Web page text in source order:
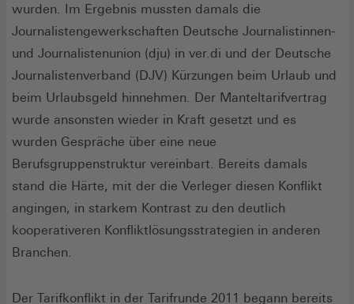
wurden. Im Ergebnis mussten damals die
Journalistengewerkschaften Deutsche Journalistinnen-
und Journalistenunion (dju) in ver.di und der Deutsche
Journalistenverband (DJV) Kürzungen beim Urlaub und
beim Urlaubsgeld hinnehmen. Der Manteltarifvertrag
wurde ansonsten wieder in Kraft gesetzt und es
wurden Gespräche über eine neue
Berufsgruppenstruktur vereinbart. Bereits damals
stand die Härte, mit der die Verleger diesen Konflikt
angingen, in starkem Kontrast zu den deutlich
kooperativeren Konfliktlösungsstrategien in anderen
Branchen.
Der Tarifkonflikt in der Tarifrunde 2011 begann bereits